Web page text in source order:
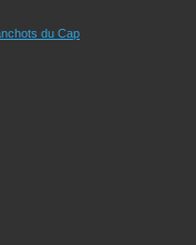
du Cap